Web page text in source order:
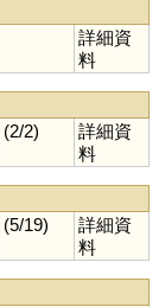
詳細資
料
(2/2)
詳細資
料
(5/19)
詳細資
料